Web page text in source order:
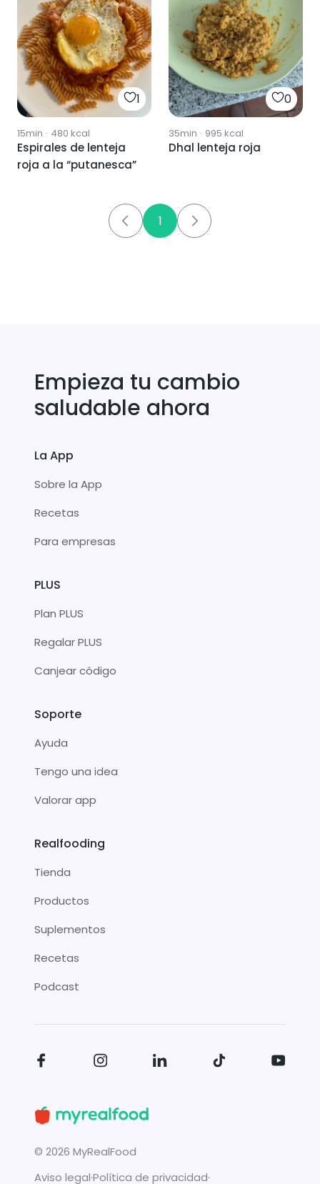
1
15min · 480 kcal
Espirales de lenteja
roja a la “putanesca”
0
35min · 995 kcal
Dhal lenteja roja
1
Empieza tu cambio
saludable ahora
La App
Sobre la App
Recetas
Para empresas
PLUS
Plan PLUS
Regalar PLUS
Canjear código
Soporte
Ayuda
Tengo una idea
Valorar app
Realfooding
Tienda
Productos
Suplementos
Recetas
Podcast
© 2026 MyRealFood
Aviso legal·Política de privacidad·